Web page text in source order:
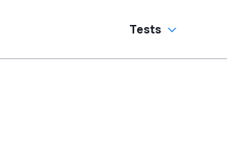
Tests